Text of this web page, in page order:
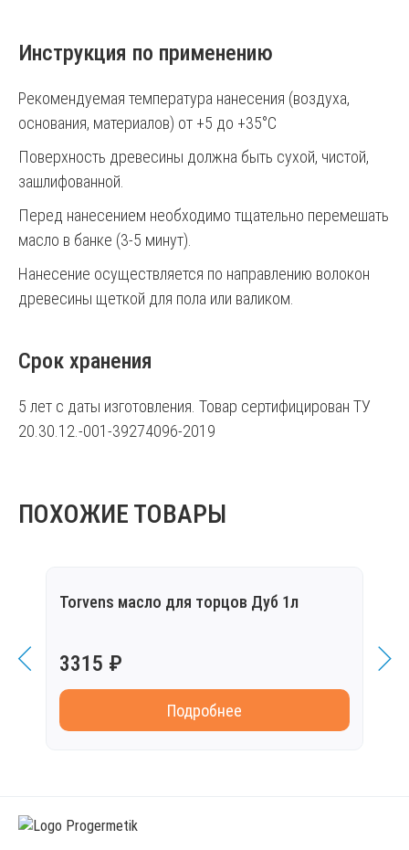
Инструкция по применению
Рекомендуемая температура нанесения (воздуха,
основания, материалов) от +5 до +35°С
Поверхность древесины должна быть сухой, чистой,
зашлифованной.
Перед нанесением необходимо тщательно перемешать
масло в банке (3-5 минут).
Нанесение осуществляется по направлению волокон
древесины щеткой для пола или валиком.
Срок хранения
5 лет с даты изготовления. Товар сертифицирован ТУ
20.30.12.-001-39274096-2019
ПОХОЖИЕ ТОВАРЫ
Torvens масло для торцов Дуб 1л
3315 ₽
Подробнее